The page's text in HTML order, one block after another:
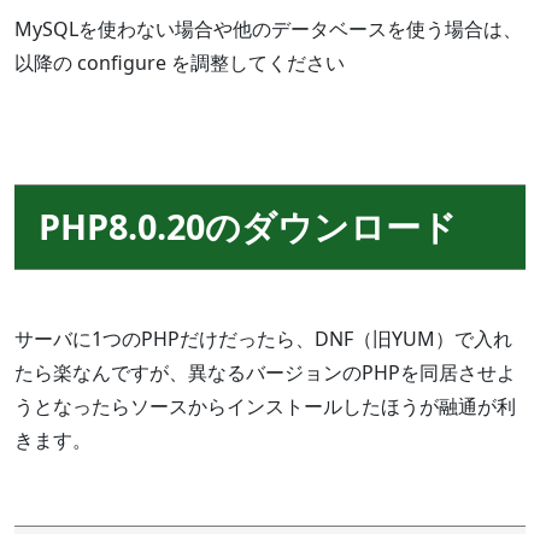
MySQLを使わない場合や他のデータベースを使う場合は、
以降の configure を調整してください
PHP8.0.20のダウンロード
サーバに1つのPHPだけだったら、DNF（旧YUM）で入れ
たら楽なんですが、異なるバージョンのPHPを同居させよ
うとなったらソースからインストールしたほうが融通が利
きます。